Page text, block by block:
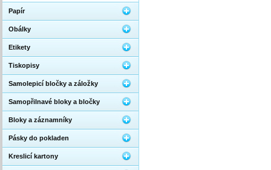
Papír
Obálky
Etikety
Tiskopisy
Samolepicí bločky a záložky
Samopřilnavé bloky a bločky
Bloky a záznamníky
Pásky do pokladen
Kreslicí kartony